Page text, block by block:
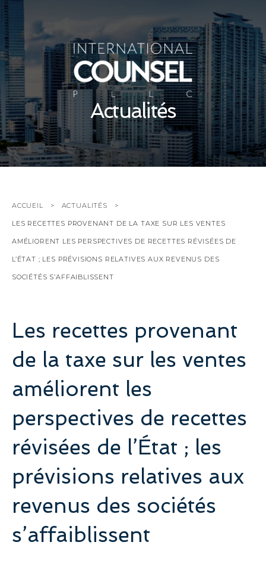
Actualités
ACCUEIL ACTUALITÉS
LES RECETTES PROVENANT DE LA TAXE SUR LES VENTES
AMÉLIORENT LES PERSPECTIVES DE RECETTES RÉVISÉES DE
L’ÉTAT ; LES PRÉVISIONS RELATIVES AUX REVENUS DES
SOCIÉTÉS S’AFFAIBLISSENT
Les recettes provenant
de la taxe sur les ventes
améliorent les
perspectives de recettes
révisées de l’État ; les
prévisions relatives aux
revenus des sociétés
s’affaiblissent